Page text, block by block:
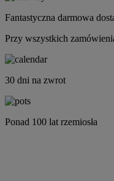
Fantastyczna darmowa
Przy wszystkich
30 dni na zwrot
Ponad 100 lat rzemiosła